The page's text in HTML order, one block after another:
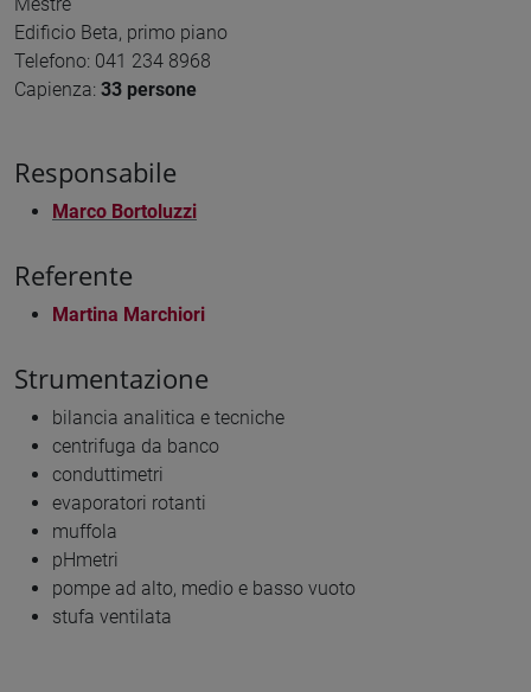
Edificio Beta, primo piano
Telefono: 041 234 8968
Capienza: 33 persone
Responsabile
Marco Bortoluzzi
Referente
Martina Marchiori
Strumentazione
bilancia analitica e tecniche
centrifuga da banco
conduttimetri
evaporatori rotanti
muffola
pHmetri
pompe ad alto, medio e basso vuoto
stufa ventilata